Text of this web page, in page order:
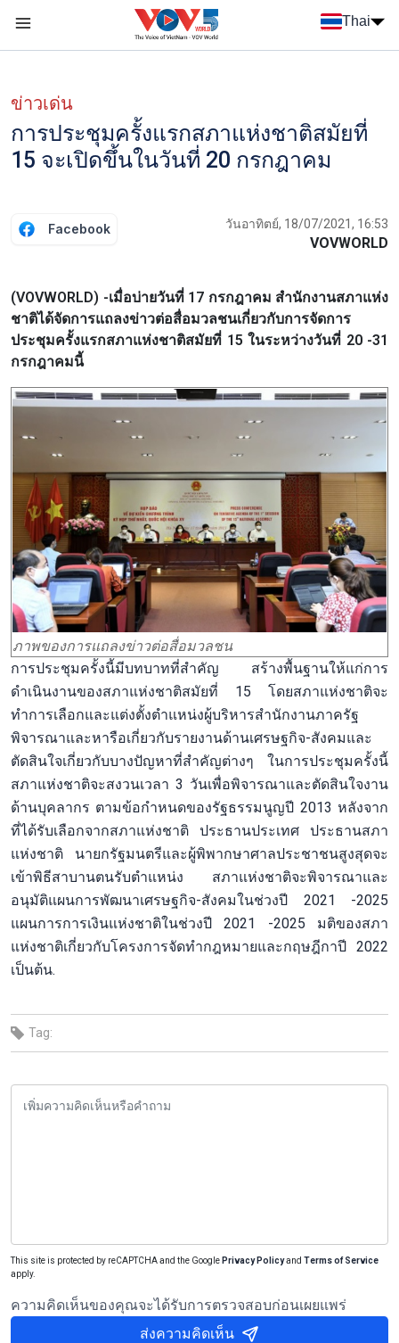
Thai
ข่าวเด่น
การประชุมครั้งแรกสภาแห่งชาติสมัยที่
15 จะเปิดขึ้นในวันที่ 20 กรกฎาคม
Facebook วันอาทิตย์, 18/07/2021, 16:53
VOVWORLD
(VOVWORLD) -เมื่อบ่ายวันที่ 17 กรกฎาคม สำนักงานสภาแห่ง
ชาติได้จัดการแถลงข่าวต่อสื่อมวลชนเกี่ยวกับการจัดการ
ประชุมครั้งแรกสภาแห่งชาติสมัยที่ 15 ในระหว่างวันที่ 20 -31
กรกฎาคมนี้
ภาพของการแถลงข่าวต่อสื่อมวลชน
การประชุมครั้งนี้มีบทบาทที่สำคัญ สร้างพื้นฐานให้แก่การ
ดำเนินงานของสภาแห่งชาติสมัยที่ 15 โดยสภาแห่งชาติจะ
ทำการเลือกและแต่งตั้งตำแหน่งผู้บริหารสำนักงานภาครัฐ
พิจารณาและหารือเกี่ยวกับรายงานด้านเศรษฐกิจ-สังคมและ
ตัดสินใจเกี่ยวกับบางปัญหาที่สำคัญต่างๆ ในการประชุมครั้งนี้
สภาแห่งชาติจะสงวนเวลา 3 วันเพื่อพิจารณาและตัดสินใจงาน
ด้านบุคลากร ตามข้อกำหนดของรัฐธรรมนูญปี 2013 หลังจาก
ที่ได้รับเลือกจากสภาแห่งชาติ ประธานประเทศ ประธานสภา
แห่งชาติ นายกรัฐมนตรีและผู้พิพากษาศาลประชาชนสูงสุดจะ
เข้าพิธีสาบานตนรับตำแหน่ง สภาแห่งชาติจะพิจารณาและ
อนุมัติแผนการพัฒนาเศรษฐกิจ-สังคมในช่วงปี 2021 -2025
แผนการการเงินแห่งชาติในช่วงปี 2021 -2025 มติของสภา
แห่งชาติเกี่ยวกับโครงการจัดทำกฎหมายและกฤษฎีกาปี 2022
เป็นต้น.
Tag:
This site is protected by reCAPTCHA and the Google Privacy Policyand Terms of Service
apply.
ความคิดเห็นของคุณจะได้รับการตรวจสอบก่อนเผยแพร่
ส่งความคิดเห็น